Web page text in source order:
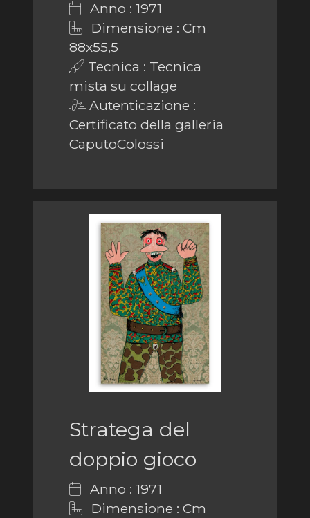
Anno : 1971
Dimensione : Cm
88x55,5
Tecnica : Tecnica
mista su collage
Autenticazione :
Certificato della galleria
CaputoColossi
Stratega del
doppio gioco
Anno : 1971
Dimensione : Cm